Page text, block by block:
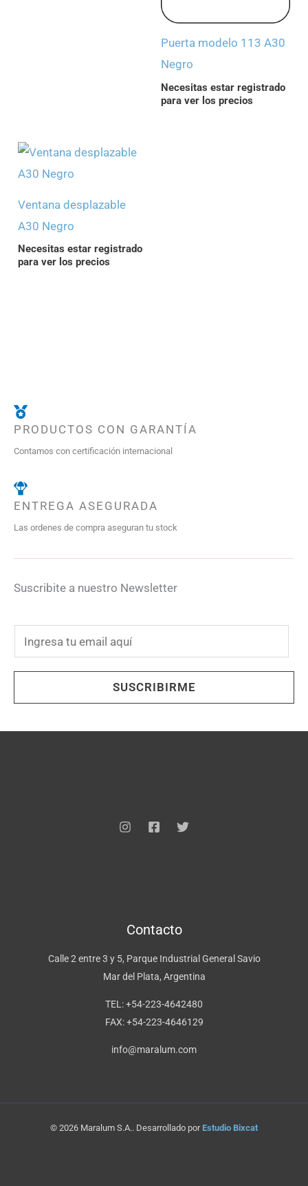
Puerta modelo 113 A30
Negro
Necesitas estar registrado
para ver los precios
Ventana desplazable
A30 Negro
Necesitas estar registrado
para ver los precios
PRODUCTOS CON GARANTÍA
Contamos con certificación internacional
ENTREGA ASEGURADA
Las ordenes de compra aseguran tu stock
Suscribite a nuestro Newsletter
m
SUSCRIBIRME
Contacto
Calle 2 entre 3 y 5, Parque Industrial General Savio
Mar del Plata, Argentina
TEL: +54-223-4642480
FAX: +54-223-4646129
info@maralum.com
© 2026 Maralum S.A.. Desarrollado porEstudio Bixcat